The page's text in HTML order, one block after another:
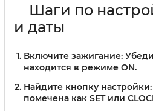
Шаги по
и даты
Включите зажигание:
находится в режиме ON.
Найдите кнопку настройки:
помечена как SET или